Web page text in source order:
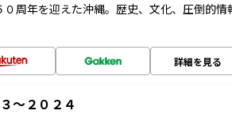
周年を迎えた沖縄。歴史、文化、圧倒的情
詳細を見る
～２０２４